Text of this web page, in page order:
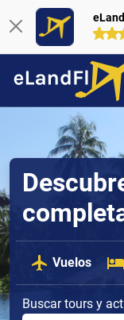
Vuelos
Buscar tours y